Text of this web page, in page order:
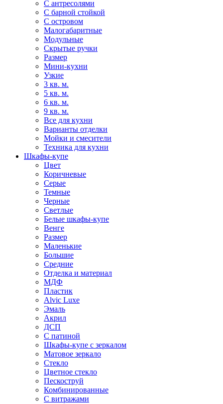
С антресолями
С барной стойкой
С островом
Малогабаритные
Модульные
Скрытые ручки
Размер
Мини-кухни
Узкие
3 кв. м.
5 кв. м.
6 кв. м.
9 кв. м.
Все для кухни
Варианты отделки
Мойки и смесители
Техника для кухни
Шкафы-купе
Цвет
Коричневые
Серые
Темные
Черные
Светлые
Белые шкафы-купе
Венге
Размер
Маленькие
Большие
Средние
Отделка и материал
МДФ
Пластик
Alvic Luxe
Эмаль
Акрил
ДСП
С патиной
Шкафы-купе с зеркалом
Матовое зеркало
Стекло
Цветное стекло
Пескоструй
Комбинированные
С витражами